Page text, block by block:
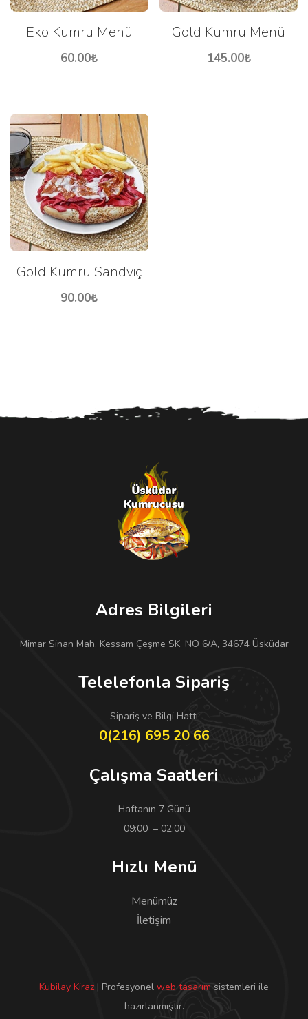
Eko Kumru Menü
60.00₺
Gold Kumru Menü
145.00₺
Gold Kumru Sandviç
90.00₺
Adres Bilgileri
Mimar Sinan Mah. Kessam Çeşme SK. NO 6/A, 34674 Üsküdar
Telelefonla Sipariş
Sipariş ve Bilgi Hattı
0(216) 695 20 66
Çalışma Saatleri
Haftanın 7 Günü
09:00 – 02:00
Hızlı Menü
Menümüz
İletişim
Kubilay Kiraz | Profesyonel web tasarım sistemleri ile
hazırlanmıştır.